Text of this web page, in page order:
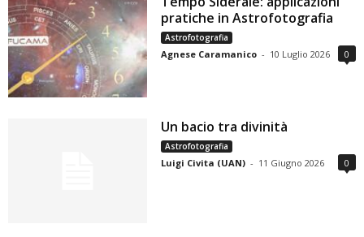
pratiche in Astrofotografia
Astrofotografia
Agnese Caramanico - 10 Luglio 2026 0
Un bacio tra divinità
Astrofotografia
Luigi Civita (UAN) - 11 Giugno 2026 0